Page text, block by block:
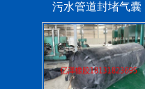
污水管道封堵气囊